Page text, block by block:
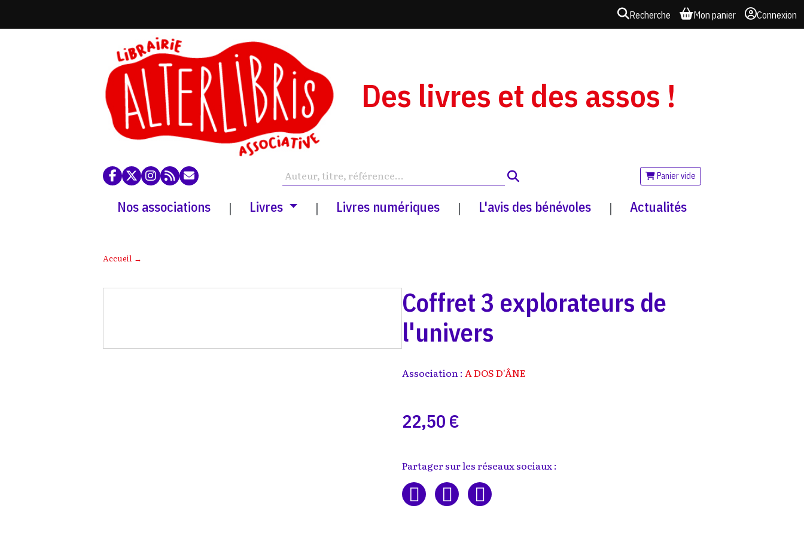
Recherche Mon panier Connexion
Des livres et des assos !
Panier vide
Nos associations | Livres | Livres numériques | L'avis des bénévoles | Actualités
Accueil →
Coffret 3 explorateurs de
l'univers
Association : A DOS D'ÂNE
22,50 €
Partager sur les réseaux sociaux :